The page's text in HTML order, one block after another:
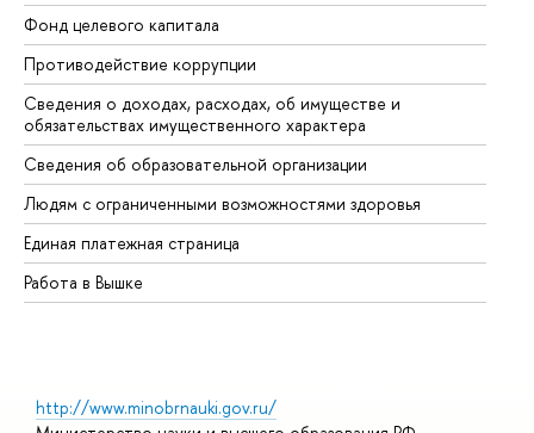
Фонд целевого капитала
Противодействие коррупции
Сведения о доходах, расходах, об имуществе и
обязательствах имущественного характера
Сведения об образовательной организации
Людям с ограниченными возможностями здоровья
Единая платежная страница
Работа в Вышке
http://www.minobrnauki.gov.ru/